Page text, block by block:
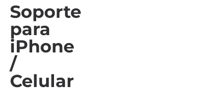
Soporte
para
iPhone
/
Celular